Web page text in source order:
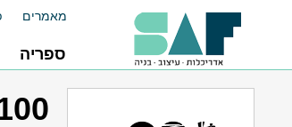
מאמרים
ספריה